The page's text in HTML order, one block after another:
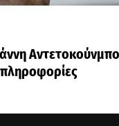
πληροφορίες